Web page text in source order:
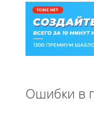
Ошибки в